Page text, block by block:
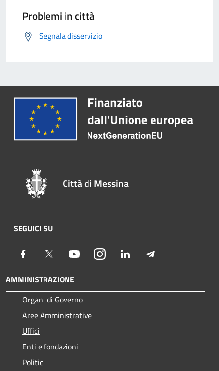
Problemi in città
Segnala disservizio
Città di Messina
SEGUICI SU
Facebook Twitter YoutubeInstagram LinkedIn
AMMINISTRAZIONE
Organi di Governo
Aree Amministrative
Uffici
Enti e fondazioni
Politici